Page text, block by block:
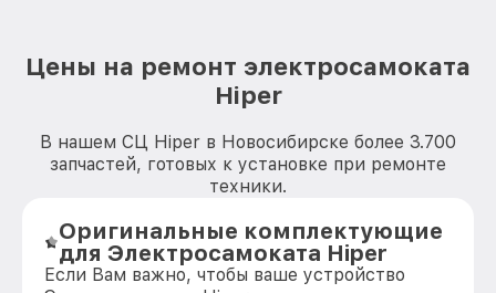
Цены на ремонт электросамоката
Hiper
В нашем СЦ Hiper в Новосибирске более 3.700
запчастей, готовых к установке при ремонте
техники.
Оригинальные комплектующие
для Электросамоката Hiper
Если Вам важно, чтобы ваше устройство